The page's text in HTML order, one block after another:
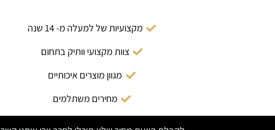
מקצועיות של למעלה מ- 14 שנה
צוות מקצועי וותיק בתחום
מגוון מוצרים איכותיים
מחירים משתלמים